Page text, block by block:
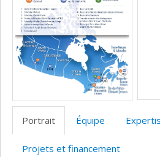
Portrait Équipe
Projets et financement